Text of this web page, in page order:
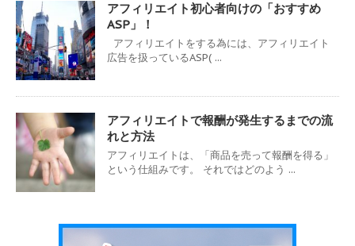
アフィリエイト初心者向けの「おすすめ
ASP」！
アフィリエイトをする為には、アフィリエイト
広告を扱っているASP( ...
アフィリエイトで報酬が発生するまでの流
れと方法
アフィリエイトは、「商品を売って報酬を得る」
という仕組みです。 それではどのよう ...